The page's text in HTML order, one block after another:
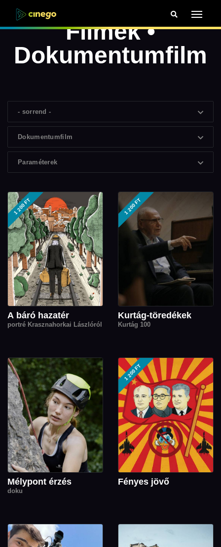
Filmek •
Dokumentumfilm
- sorrend -
Dokumentumfilm
Paraméterek
1 200 FT
A báró hazatér
portré Krasznahorkai Lászlóról
1 200 FT
Kurtág-töredékek
Kurtág 100
Mélypont érzés
doku
1 200 FT
Fényes jövő